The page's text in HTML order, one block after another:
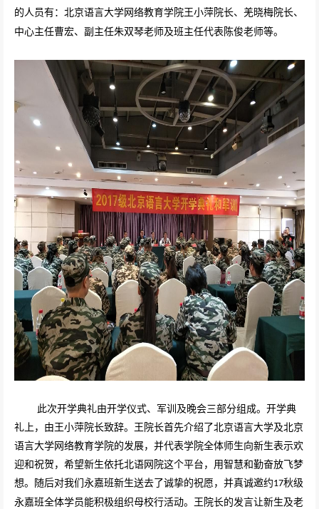
的人员有：北京语言大学网络教育学院王小萍院长、羌晓梅院长、
中心主任曹宏、副主任朱双琴老师及班主任代表陈俊老师等。
此次开学典礼由开学仪式、军训及晚会三部分组成。开学典
礼上，由王小萍院长致辞。王院长首先介绍了北京语言大学及北京
语言大学网络教育学院的发展，并代表学院全体师生向新生表示欢
迎和祝贺，希望新生依托北语网院这个平台，用智慧和勤奋放飞梦
想。随后对我们永嘉班新生送去了诚挚的祝愿，并真诚邀约17秋级
永嘉班全体学员能积极组织母校行活动。王院长的发言让新生及老